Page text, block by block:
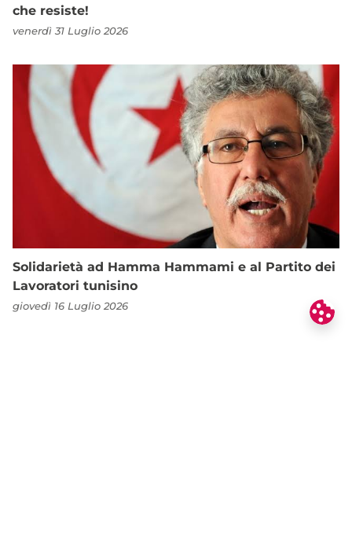
che resiste!
venerdì 31 Luglio 2026
Solidarietà ad Hamma Hammami e al Partito dei
Lavoratori tunisino
giovedì 16 Luglio 2026